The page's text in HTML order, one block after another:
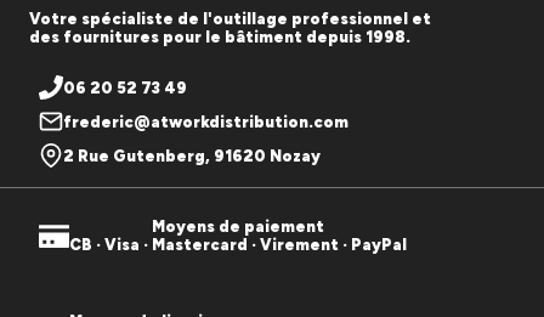
Votre spécialiste de l'outillage professionnel et
des fournitures pour le bâtiment depuis 1998.
06 20 52 73 49
frederic@atworkdistribution.com
2 Rue Gutenberg, 91620 Nozay
Moyens de paiement
CB · Visa · Mastercard · Virement · PayPal